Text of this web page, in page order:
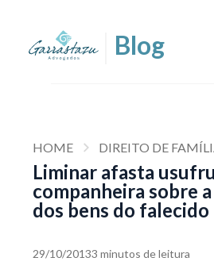
HOME DIREITO DE
Liminar afasta
companheira sobre
dos bens do falecido
29/10/20133 minutos de leitura